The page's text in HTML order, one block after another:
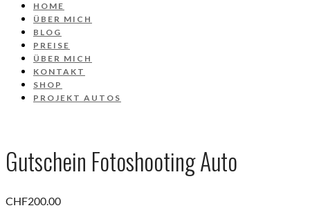
HOME
ÜBER MICH
BLOG
PREISE
ÜBER MICH
KONTAKT
SHOP
PROJEKT AUTOS
Gutschein Fotoshooting Auto
CHF200.00